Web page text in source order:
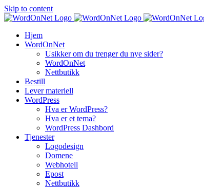
Skip to content
Hjem
WordOnNet
Usikker om du trenger du nye sider?
WordOnNet
Nettbutikk
Bestill
Lever materiell
WordPress
Hva er WordPress?
Hva er et tema?
WordPress Dashbord
Tjenester
Logodesign
Domene
Webhotell
Epost
Nettbutikk